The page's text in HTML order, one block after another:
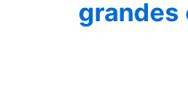
grandes